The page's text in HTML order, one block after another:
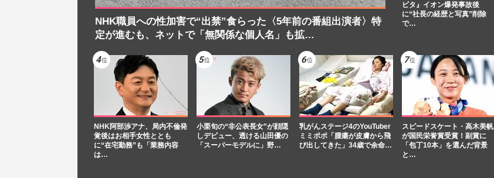
NHK職員への性加害で“出禁”食らった〈5年前の番組出演者〉特
定が進むも、ネットで「無関係な個人名」も拡…
ビタ』イオン爆発事故後
に“社長の経歴と写真”削除
で…
NHK阿部渉アナ、局内不倫発
覚後はお相手女性ととも
に“在宅勤務”も「業務内容
は…
小栗旬の“非公表長女”が顔隠
しデビュー、透ける山田優の
「スーパーモデルに」野…
乳がんステージ4のYouTuber
ミミポポ「腫瘍が皮膚から飛
び出してきた」34歳で余命…
スピードスケート・高木美帆
が国民栄誉賞受賞！副賞に
「包丁10本」を選んだ背景
と…